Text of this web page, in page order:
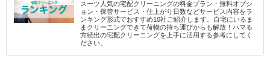
スーツ人気の宅配クリーニングの料金プラン・無料オプシ
ョン・保管サービス・仕上がり日数などサービス内容をラ
ンキング形式でおすすめ10社ご紹介します。自宅にいるま
まクリーニングできて荷物の持ち運びからも解放！ハマる
方続出の宅配クリーニングを上手に活用する参考にしてく
ださい。